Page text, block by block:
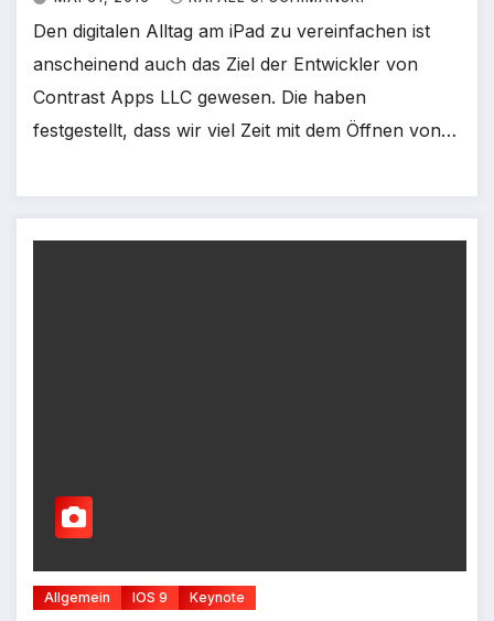
Den digitalen Alltag am iPad zu vereinfachen ist
anscheinend auch das Ziel der Entwickler von
Contrast Apps LLC gewesen. Die haben
festgestellt, dass wir viel Zeit mit dem Öffnen von…
Allgemein IOS 9 Keynote